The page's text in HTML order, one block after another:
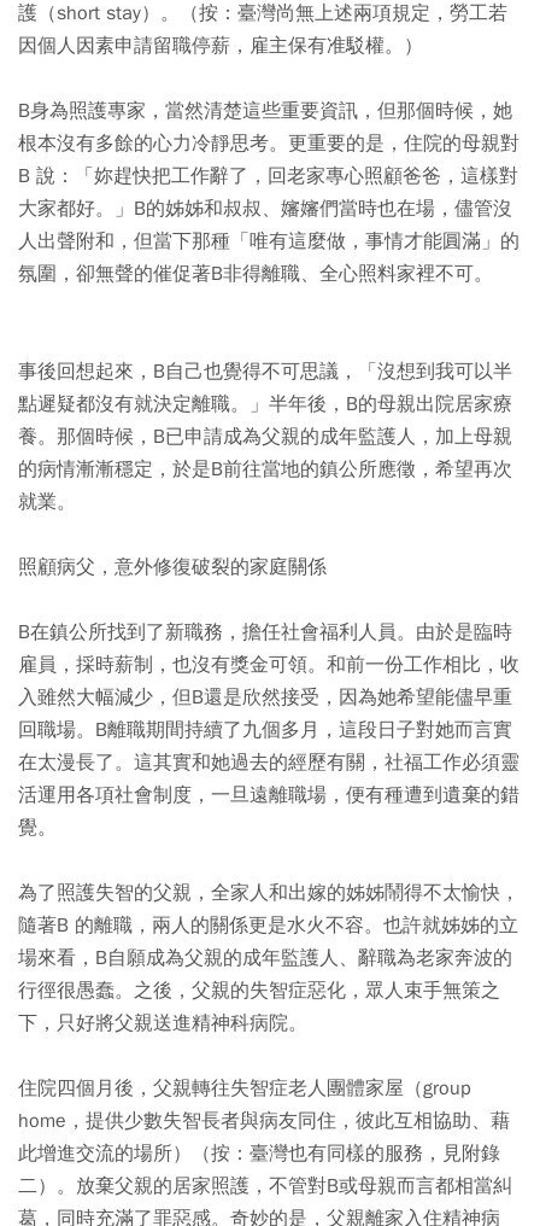
護（short stay）。（按：臺灣尚無上述兩項規定，勞工若
因個人因素申請留職停薪，雇主保有准駁權。）
B身為照護專家，當然清楚這些重要資訊，但那個時候，她
根本沒有多餘的心力冷靜思考。更重要的是，住院的母親對
B 說：「妳趕快把工作辭了，回老家專心照顧爸爸，這樣對
大家都好。」B的姊姊和叔叔、嬸嬸們當時也在場，儘管沒
人出聲附和，但當下那種「唯有這麼做，事情才能圓滿」的
氛圍，卻無聲的催促著B非得離職、全心照料家裡不可。
事後回想起來，B自己也覺得不可思議，「沒想到我可以半
點遲疑都沒有就決定離職。」半年後，B的母親出院居家療
養。那個時候，B已申請成為父親的成年監護人，加上母親
的病情漸漸穩定，於是B前往當地的鎮公所應徵，希望再次
就業。
照顧病父，意外修復破裂的家庭關係
B在鎮公所找到了新職務，擔任社會福利人員。由於是臨時
雇員，採時薪制，也沒有獎金可領。和前一份工作相比，收
入雖然大幅減少，但B還是欣然接受，因為她希望能儘早重
回職場。B離職期間持續了九個多月，這段日子對她而言實
在太漫長了。這其實和她過去的經歷有關，社福工作必須靈
活運用各項社會制度，一旦遠離職場，便有種遭到遺棄的錯
覺。
為了照護失智的父親，全家人和出嫁的姊姊鬧得不太愉快，
隨著B 的離職，兩人的關係更是水火不容。也許就姊姊的立
場來看，B自願成為父親的成年監護人、辭職為老家奔波的
行徑很愚蠢。之後，父親的失智症惡化，眾人束手無策之
下，只好將父親送進精神科病院。
住院四個月後，父親轉往失智症老人團體家屋（group
home，提供少數失智長者與病友同住，彼此互相協助、藉
此增進交流的場所）（按：臺灣也有同樣的服務，見附錄
二）。放棄父親的居家照護，不管對B或母親而言都相當糾
葛，同時充滿了罪惡感。奇妙的是，父親離家入住精神病